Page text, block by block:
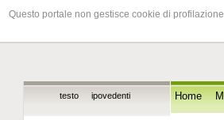
Questo portale non gestisce cookie di
testo ipovedenti Home